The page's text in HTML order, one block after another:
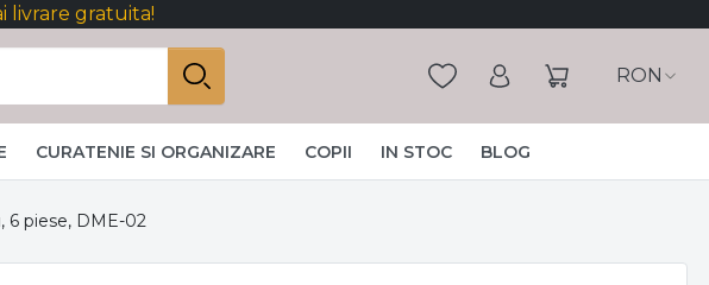
livrare gratuita!
RON
CURATENIE SI ORGANIZARE COPII IN STOC BLOG
6 piese, DME-02